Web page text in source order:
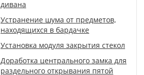
дивана
Устранение шума от предметов,
находящихся в бардачке
Установка модуля закрытия стекол
Доработка центрального замка для
раздельного открывания пятой